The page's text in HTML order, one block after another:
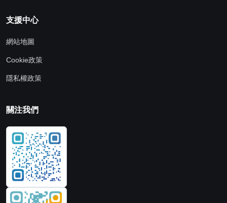
支援中心
網站地圖
Cookie政策
隱私權政策
關注我們